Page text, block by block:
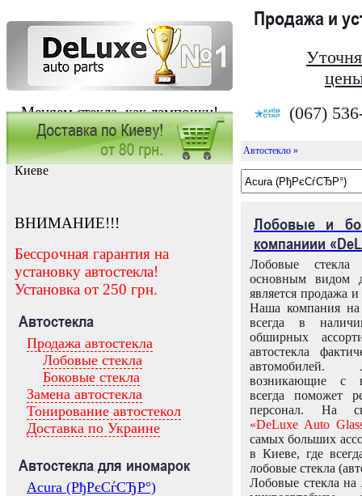
Меняем стекла, как лампочки!
Продажа и
(067)
Заказать установку автостекла в
Киеве
ВНИМАНИЕ!!!
Бессрочная гарантия на
установку автостекла!
Установка от 250 грн.
Автостекла
Продажа автостекла
Лобовые стекла
Боковые стекла
Замена автостекла
Тонирование автостекол
Доставка по Украине
Автостекла для иномарок
Acura (РђРєСѓСЂР°)
Автостекло »
Лобовые и
компаниии
Лобовые
основным видом
является продажа и
Наша компания на
всегда в
обширных
автостекла
возникающие с
всегда поможет
персонал. На
«DeLuxe Auto
самых больших
в Киеве, где
лобовые стекла
Лобовые стекла на